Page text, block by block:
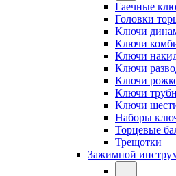
Гаечные
Головки
Ключи
Ключи
Ключи
Ключи
Ключи
Ключи
Ключи
Наборы
Торцевые
Трещотки
Зажимной